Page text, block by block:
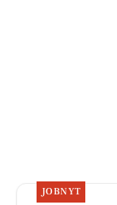
JOBNYT